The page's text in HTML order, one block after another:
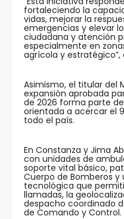
fortaleciendo la
vidas, mejorar la
emergencias y elevar
ciudadana y atención
especialmente en
agrícola y estratégico”,
Asimismo, el titular del
expansión aprobada
de 2026 forma parte
orientada a acercar el
todo el país.
En Constanza y Jima
con unidades de
soporte vital básico,
Cuerpo de Bomberos
tecnológica que
llamadas, la
despacho coordinado
de Comando y Control.